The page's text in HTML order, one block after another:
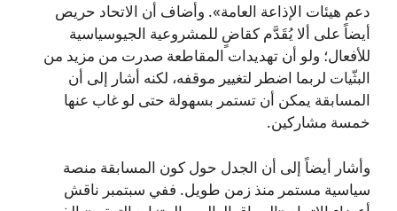
دعم هيئات الإذاعة العامة». وأضاف أن الاتحاد حريص
أيضاً على ألا يُقَدَّم كقاضٍ للمشروعية الجيوسياسية
للأفعال؛ ولو أن تهديدات المقاطعة صدرت من مزيد من
البثّيات لربما اضطر لتغيير موقفه، لكنه أشار إلى أن
المسابقة يمكن أن تستمر بسهولة حتى لو غاب عنها
خمسة مشاركين.
وأشار أيضاً إلى أن الجدل حول كون المسابقة منصة
سياسية مستمر منذ زمن طويل. ففي سبتمبر ناقش